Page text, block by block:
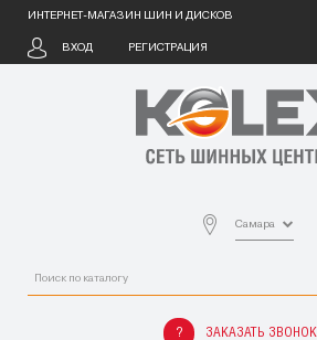
ИНТЕРНЕТ-МАГАЗИН ШИН И ДИСКОВ
ВХОД РЕГИСТРАЦИЯ
Самара
ЗАКАЗАТЬ ЗВОНОК